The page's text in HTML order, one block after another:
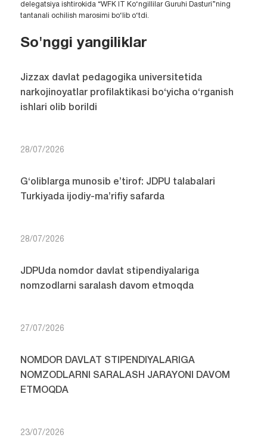
delegatsiya ishtirokida “WFK IT Ko‘ngillilar Guruhi Dasturi”ning
tantanali ochilish marosimi bo‘lib o‘tdi.
So'nggi yangiliklar
Jizzax davlat pedagogika universitetida
narkojinoyatlar profilaktikasi bo‘yicha o‘rganish
ishlari olib borildi
28/07/2026
G‘oliblarga munosib e’tirof: JDPU talabalari
Turkiyada ijodiy-ma’rifiy safarda
28/07/2026
JDPUda nomdor davlat stipendiyalariga
nomzodlarni saralash davom etmoqda
27/07/2026
NOMDOR DAVLAT STIPENDIYALARIGA
NOMZODLARNI SARALASH JARAYONI DAVOM
ETMOQDA
23/07/2026